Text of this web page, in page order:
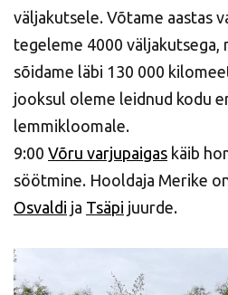
väljakutsele. Võtame aastas
tegeleme 4000 väljakutsega,
sõidame läbi 130 000
jooksul oleme leidnud kodu
lemmikloomale.
9:00 Võru varjupaigas käib
söötmine. Hooldaja Merike
Osvaldi ja Tsäpi juurde.